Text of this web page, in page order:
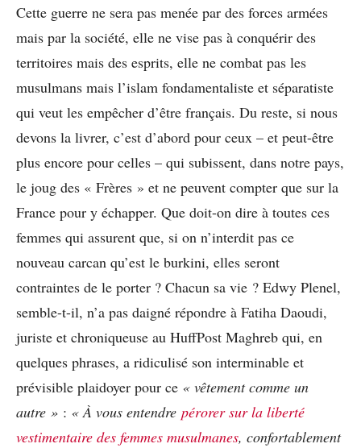
Cette guerre ne sera pas menée par des forces armées
mais par la société, elle ne vise pas à conquérir des
territoires mais des esprits, elle ne combat pas les
musulmans mais l’islam fondamentaliste et séparatiste
qui veut les empêcher d’être français. Du reste, si nous
devons la livrer, c’est d’abord pour ceux – et peut-être
plus encore pour celles – qui subissent, dans notre pays,
le joug des « Frères » et ne peuvent compter que sur la
France pour y échapper. Que doit-on dire à toutes ces
femmes qui assurent que, si on n’interdit pas ce
nouveau carcan qu’est le burkini, elles seront
contraintes de le porter ? Chacun sa vie ? Edwy Plenel,
semble-t-il, n’a pas daigné répondre à Fatiha Daoudi,
juriste et chroniqueuse au HuffPost Maghreb qui, en
quelques phrases, a ridiculisé son interminable et
prévisible plaidoyer pour ce « vêtement comme un
autre » : «À vous entendre pérorer sur la liberté
vestimentaire des femmes musulmanes, confortablement